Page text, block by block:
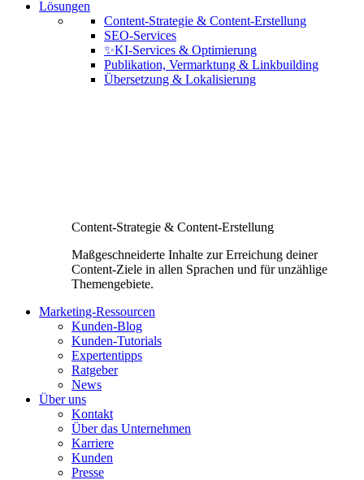
Lösungen
Content-Strategie & Content-Erstellung
SEO-Services
✨KI-Services & Optimierung
Publikation, Vermarktung & Linkbuilding
Übersetzung & Lokalisierung
Content-Strategie & Content-Erstellung
Maßgeschneiderte Inhalte zur Erreichung deiner
Content-Ziele in allen Sprachen und für unzählige
Themengebiete.
Marketing-Ressourcen
Kunden-Blog
Kunden-Tutorials
Expertentipps
Ratgeber
News
Über uns
Kontakt
Über das Unternehmen
Karriere
Kunden
Presse